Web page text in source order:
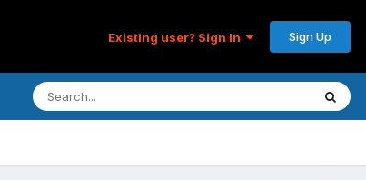
Existing user? Sign In Sign Up